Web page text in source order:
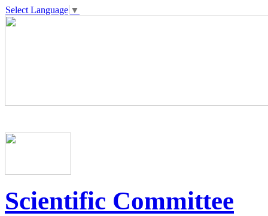
Select Language ▼
Scientific Committee